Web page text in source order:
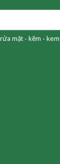
mặt - kẽm -